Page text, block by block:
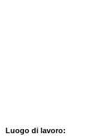
Luogo di lavoro: